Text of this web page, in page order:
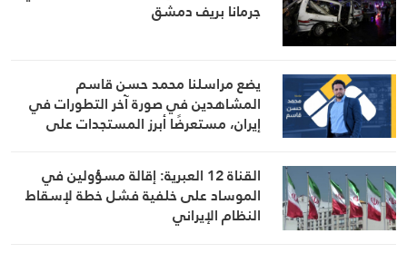
جرمانا بريف دمشق
يضع مراسلنا محمد حسن قاسم
المشاهدين في صورة آخر التطورات في
إيران، مستعرضًا أبرز المستجدات على
المواقف الرسمية وأبرز التطورات ذات
الصلة بالشأنين الداخلي والإقليمي
القناة 12 العبرية: إقالة مسؤولين في
الموساد على خلفية فشل خطة لإسقاط
النظام الإيراني